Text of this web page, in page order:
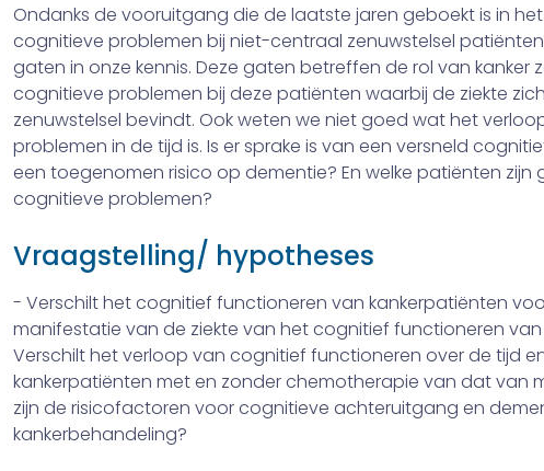
Ondanks de vooruitgang die de laatste jaren geboekt is in
cognitieve problemen bij niet-centraal zenuwstelsel
gaten in onze kennis. Deze gaten betreffen de rol van kanker
cognitieve problemen bij deze patiënten waarbij de ziekte
zenuwstelsel bevindt. Ook weten we niet goed wat het
problemen in de tijd is. Is er sprake is van een versneld
een toegenomen risico op dementie? En welke patiënten zijn
cognitieve problemen?
Vraagstelling/ hypotheses
- Verschilt het cognitief functioneren van kankerpatiënten
manifestatie van de ziekte van het cognitief functioneren
Verschilt het verloop van cognitief functioneren over de tijd
kankerpatiënten met en zonder chemotherapie van dat van
zijn de risicofactoren voor cognitieve achteruitgang en
kankerbehandeling?